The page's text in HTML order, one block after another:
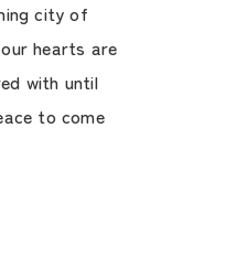
city of
hearts are
with until
to come